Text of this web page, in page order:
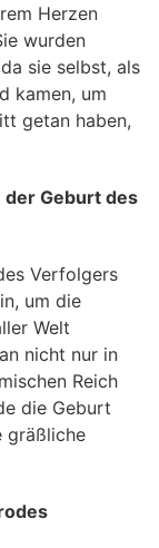
Herzen
wurden
sie selbst, als
kamen, um
getan haben,
Geburt des
Verfolgers
um die
Welt
nicht nur in
Reich
die Geburt
gräßliche